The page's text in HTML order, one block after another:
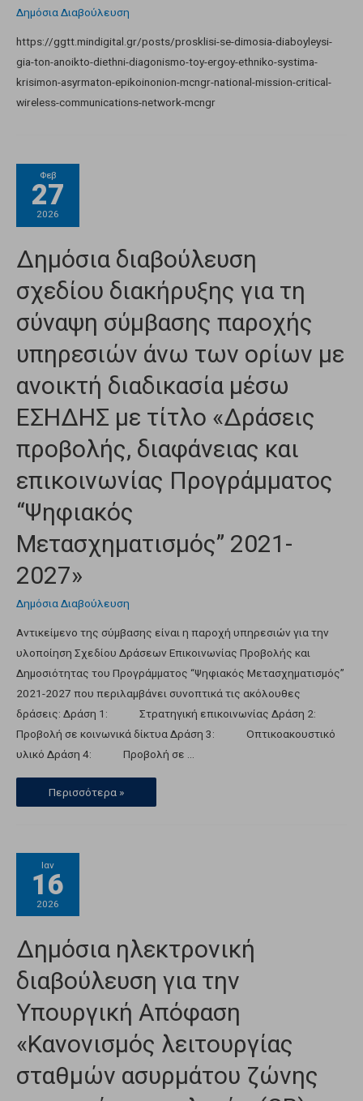
Δημόσια Διαβούλευση
https://ggtt.mindigital.gr/posts/prosklisi-se-dimosia-diaboyleysi-
gia-ton-anoikto-diethni-diagonismo-toy-ergoy-ethniko-systima-
krisimon-asyrmaton-epikoinonion-mcngr-national-mission-critical-
wireless-communications-network-mcngr
Φεβ
27
2026
Δημόσια διαβούλευση
σχεδίου διακήρυξης για τη
σύναψη σύμβασης παροχής
υπηρεσιών άνω των ορίων με
ανοικτή διαδικασία μέσω
ΕΣΗΔΗΣ με τίτλο «Δράσεις
προβολής, διαφάνειας και
επικοινωνίας Προγράμματος
“Ψηφιακός
Μετασχηματισμός” 2021-
2027»
Δημόσια Διαβούλευση
Αντικείμενο της σύμβασης είναι η παροχή υπηρεσιών για την
υλοποίηση Σχεδίου Δράσεων Επικοινωνίας Προβολής και
Δημοσιότητας του Προγράμματος “Ψηφιακός Μετασχηματισμός”
2021-2027 που περιλαμβάνει συνοπτικά τις ακόλουθες
δράσεις: Δράση 1: Στρατηγική επικοινωνίας Δράση 2:
Προβολή σε κοινωνικά δίκτυα Δράση 3: Οπτικοακουστικό
υλικό Δράση 4: Προβολή σε …
Περισσότερα »
Ιαν
16
2026
Δημόσια ηλεκτρονική
διαβούλευση για την
Υπουργική Απόφαση
«Κανονισμός λειτουργίας
σταθμών ασυρμάτου ζώνης